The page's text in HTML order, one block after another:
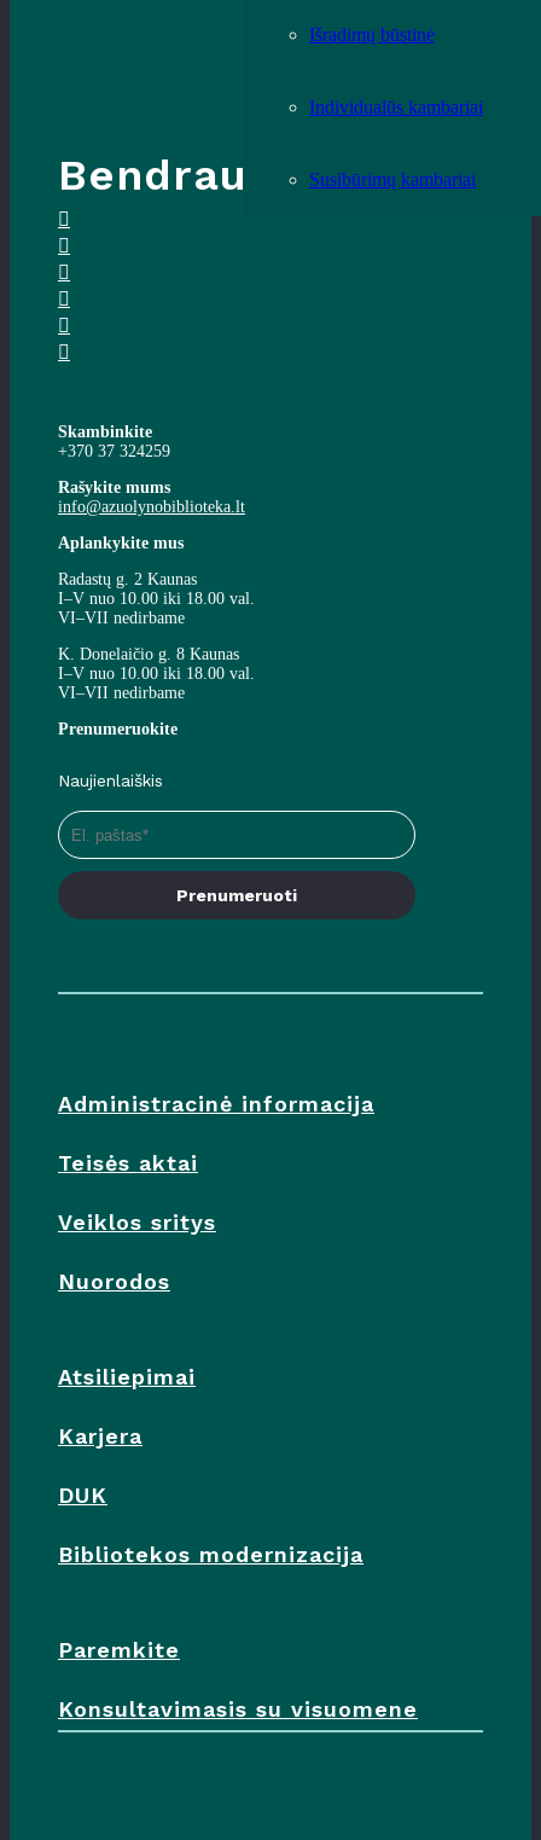
Išradimų būstinė
Individualūs kambariai
Susibūrimų kambariai
Bendraukime
Skambinkite
+370 37 324259
Rašykite mums
info@azuolynobiblioteka.lt
Aplankykite mus
Radastų g. 2 Kaunas
I–V nuo 10.00 iki 18.00 val.
VI–VII nedirbame
K. Donelaičio g. 8 Kaunas
I–V nuo 10.00 iki 18.00 val.
VI–VII nedirbame
Prenumeruokite
Naujienlaiškis
Prenumeruoti
Administracinė informacija
Teisės aktai
Veiklos sritys
Nuorodos
Atsiliepimai
Karjera
DUK
Bibliotekos modernizacija
Paremkite
Konsultavimasis su visuomene